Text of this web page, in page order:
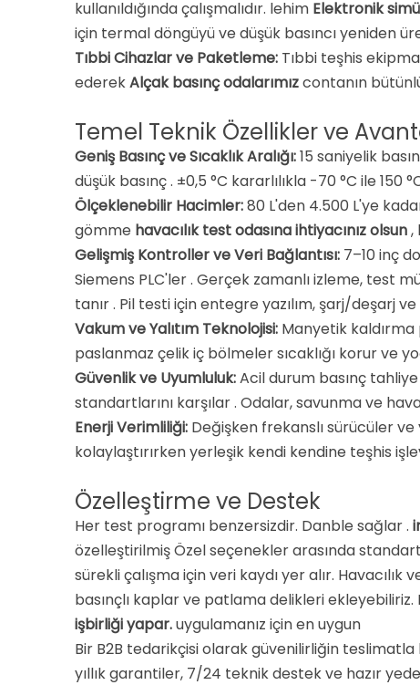
kullanıldığında çalışmalıdır. lehim Elektronik
için termal döngüyü ve düşük basıncı yeniden
Tıbbi Cihazlar ve Paketleme: Tıbbi teşhis
ederekAlçak basınç odalarımızcontanın
Temel Teknik Özellikler ve
Geniş Basınç ve Sıcaklık Aralığı:15 saniyelik
düşük basınç. ±0,5 °C kararlılıkla -70 °C ile 150
Ölçeklenebilir Hacimler:80 L'den 4.500 L'ye
gömme havacılık test odasına ihtiyacınız olsun,
Gelişmiş Kontroller ve Veri Bağlantısı: 7–10 inç
Siemens PLC'ler. Gerçek zamanlı izleme, test
tanır. Pil testi için entegre yazılım, şarj/deşarj
Vakum ve Yalıtım Teknolojisi: Manyetik
paslanmaz çelik iç bölmeler sıcaklığı korur ve
Güvenlik ve Uyumluluk:Acil durum basınç tahliye
standartlarını karşılar. Odalar, savunma ve
Enerji Verimliliği: Değişken frekanslı sürücüler
kolaylaştırırkenyerleşik kendi kendine teşhis
Özelleştirme ve Destek
Her test programı benzersizdir. Danble sağlar .
özelleştirilmiş Özel seçenekler arasında standart
sürekli çalışma için veri kaydı yer alır.
basınçlı kaplar ve patlama delikleri ekleyebiliriz.
işbirliği yapar.uygulamanız için en uygun
Bir B2B tedarikçisi olarak güvenilirliğin
yıllık garantiler, 7/24 teknik destek ve hazır